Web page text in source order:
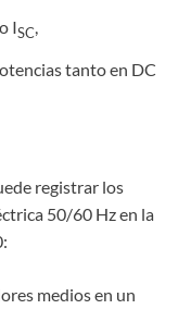
ISC,
tanto en DC
registrar los
50/60 Hz en la
medios en un